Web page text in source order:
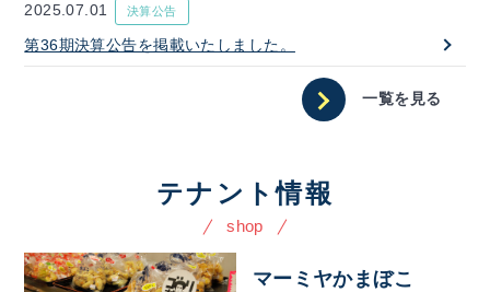
2025.07.01 決算公告
第36期決算公告を掲載いたしました。
一覧を見る
テナント情報
shop
マーミヤかまぼこ